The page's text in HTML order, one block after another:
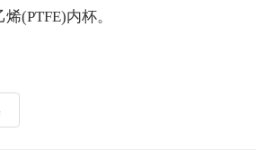
(PTFE)内杯。